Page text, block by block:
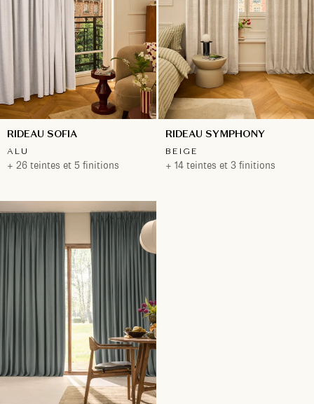
RIDEAU SOFIA
ALU
+ 26 teintes et 5 finitions
RIDEAU SYMPHONY
BEIGE
+ 14 teintes et 3 finitions